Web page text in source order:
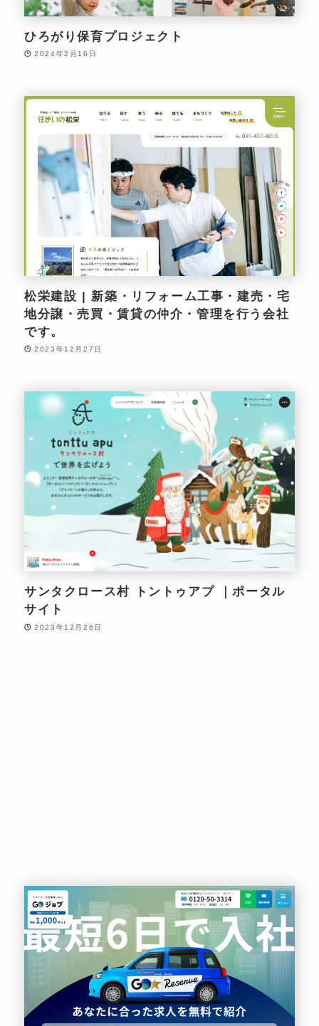
ひろがり保育プロジェクト
2024年2月16日
松栄建設 | 新築・リフォーム工事・建売・宅
地分譲・売買・賃貸の仲介・管理を行う会社
です。
2023年12月27日
サンタクロース村 トントゥアプ ｜ポータル
サイト
2023年12月26日